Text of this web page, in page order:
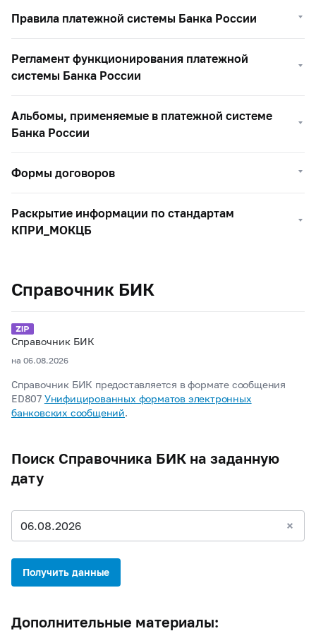
Правила платежной системы Банка России
Регламент функционирования платежной
системы Банка России
Альбомы, применяемые в платежной системе
Банка России
Формы договоров
Раскрытие информации по стандартам
КПРИ_МОКЦБ
Справочник БИК
Справочник БИК
на 06.08.2026
Справочник БИК предоставляется в формате сообщения
ED807 Унифицированных форматов электронных
банковских сообщений.
Поиск Справочника БИК на заданную
дату
06.08.2026
Получить данные
Дополнительные материалы: